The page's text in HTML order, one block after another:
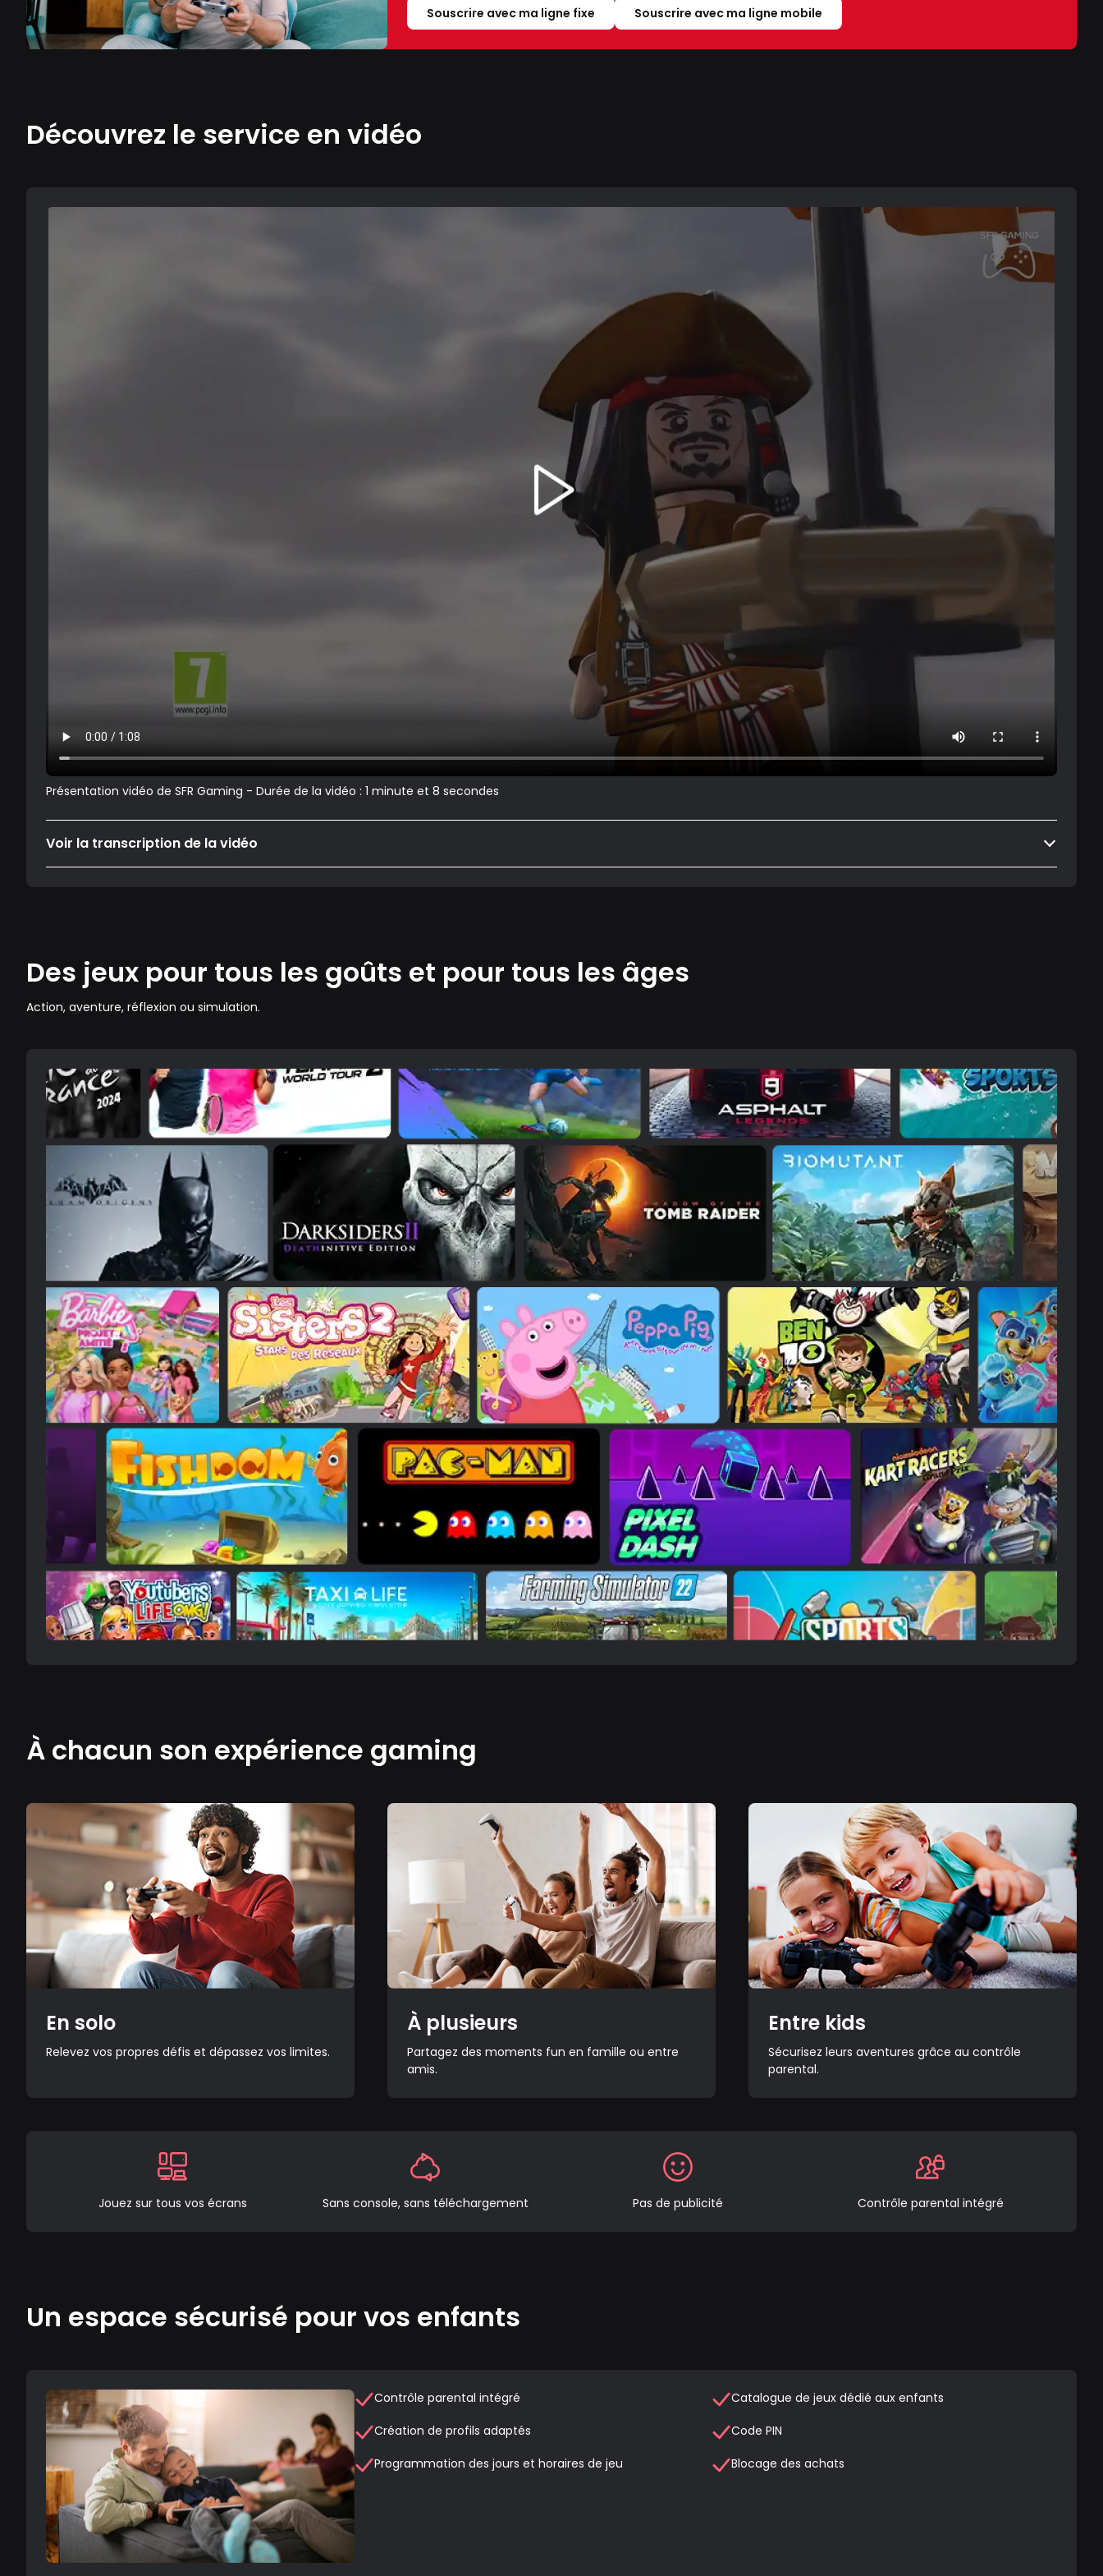
Souscrire avec ma ligne fixe Souscrire avec ma ligne mobile
Découvrez le service en vidéo
Présentation vidéo de SFR Gaming - Durée de la vidéo : 1 minute et 8 secondes
Voir la transcription de la vidéo
Des jeux pour tous les goûts et pour tous les âges
Action, aventure, réflexion ou simulation.
À chacun son expérience gaming
En solo
Relevez vos propres défis et dépassez vos limites.
À plusieurs
Partagez des moments fun en famille ou entre
amis.
Entre kids
Sécurisez leurs aventures grâce au contrôle
parental.
Jouez sur tous vos écrans Sans console, sans téléchargement Pas de publicité Contrôle parental intégré
Un espace sécurisé pour vos enfants
Contrôle parental intégré
Création de profils adaptés
Programmation des jours et horaires de jeu
Catalogue de jeux dédié aux enfants
Code PIN
Blocage des achats